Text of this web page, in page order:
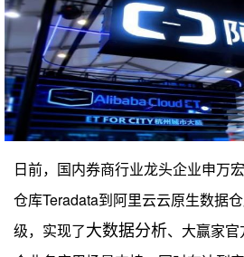
日前，国内券商行业龙头企业申万
仓库Teradata到阿里云云原生数据
级，实现了大数据分析、大赢家